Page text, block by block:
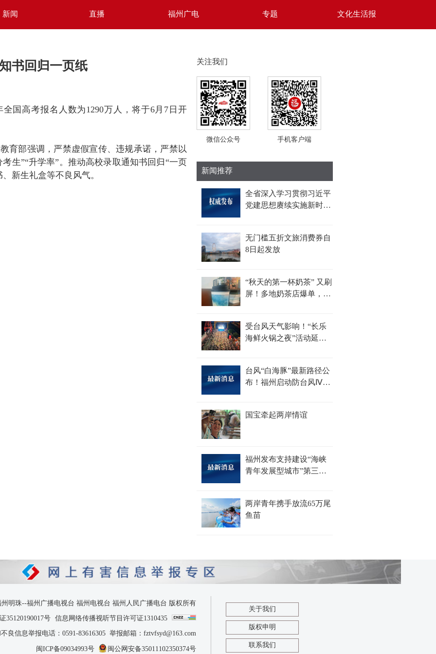
新闻 直播 福州广电 专题 文化生活报
书回归一页纸
国高考报名人数为1290万人，将于6月7日开
育部强调，严禁虚假宣传、违规承诺，严禁以
生”“升学率”。推动高校录取通知书回归“一页
新生礼盒等不良风气。
关注我们
微信公众号 手机客户端
新闻推荐
全省深入学习贯彻习近平
党建思想赓续实施新时
无门槛五折文旅消费券自
8日起发放
“秋天的第一杯奶茶” 又刷
屏！多地奶茶店爆单，福
受台风天气影响！“长乐
海鲜火锅之夜”活动延期
台风“白海豚”最新路径公
布！福州启动防台风Ⅳ级
国宝牵起两岸情谊
福州发布支持建设“海峡
青年发展型城市”第三批
两岸青年携手放流65万尾
鱼苗
明珠--福州广播电视台 福州电视台 福州人民广播电台 版权所有
35120190017号 信息网络传播视听节目许可证1310435
良信息举报电话：0591-83616305 举报邮箱：fztvfsyd@163.com
闽ICP备09034993号
闽公网安备35011102350374号
关于我们
版权申明
联系我们